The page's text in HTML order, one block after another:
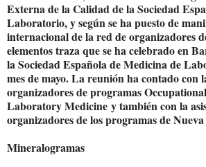
Externa de la Calidad de la Sociedad
Laboratorio, y según se ha puesto de
internacional de la red de organizadores
elementos traza que se ha celebrado en
la Sociedad Española de Medicina de
mes de mayo. La reunión ha contado con
organizadores de programas
Laboratory Medicine y también con la
organizadores de los programas de
Mineralogramas